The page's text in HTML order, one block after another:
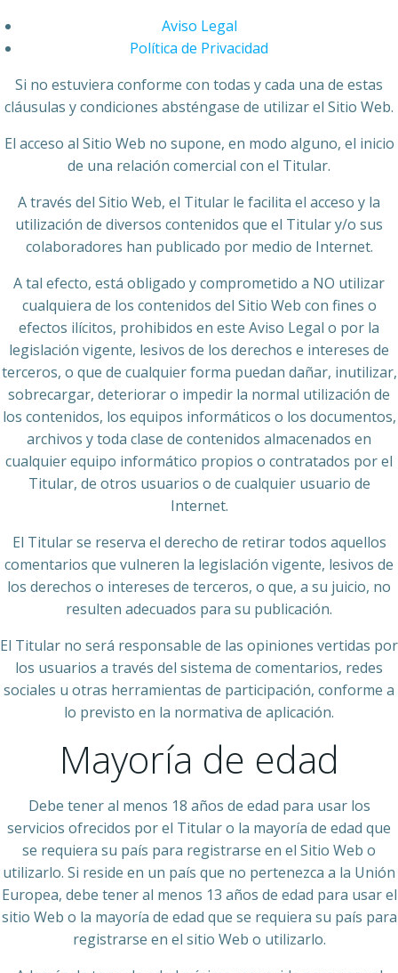
Aviso Legal
Política de Privacidad
Si no estuviera conforme con todas y cada una de estas
cláusulas y condiciones absténgase de utilizar el Sitio Web.
El acceso al Sitio Web no supone, en modo alguno, el inicio
de una relación comercial con el Titular.
A través del Sitio Web, el Titular le facilita el acceso y la
utilización de diversos contenidos que el Titular y/o sus
colaboradores han publicado por medio de Internet.
A tal efecto, está obligado y comprometido a NO utilizar
cualquiera de los contenidos del Sitio Web con fines o
efectos ilícitos, prohibidos en este Aviso Legal o por la
legislación vigente, lesivos de los derechos e intereses de
terceros, o que de cualquier forma puedan dañar, inutilizar,
sobrecargar, deteriorar o impedir la normal utilización de
los contenidos, los equipos informáticos o los documentos,
archivos y toda clase de contenidos almacenados en
cualquier equipo informático propios o contratados por el
Titular, de otros usuarios o de cualquier usuario de
Internet.
El Titular se reserva el derecho de retirar todos aquellos
comentarios que vulneren la legislación vigente, lesivos de
los derechos o intereses de terceros, o que, a su juicio, no
resulten adecuados para su publicación.
El Titular no será responsable de las opiniones vertidas por
los usuarios a través del sistema de comentarios, redes
sociales u otras herramientas de participación, conforme a
lo previsto en la normativa de aplicación.
Mayoría de edad
Debe tener al menos 18 años de edad para usar los
servicios ofrecidos por el Titular o la mayoría de edad que
se requiera su país para registrarse en el Sitio Web o
utilizarlo. Si reside en un país que no pertenezca a la Unión
Europea, debe tener al menos 13 años de edad para usar el
sitio Web o la mayoría de edad que se requiera su país para
registrarse en el sitio Web o utilizarlo.